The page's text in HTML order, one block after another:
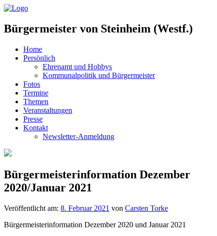
Bürgermeister von Steinheim (Westf.)
Home
Persönlich
Ehrenamt und Hobbys
Kommunalpolitik und Bürgermeister
Fotos
Termine
Themen
Veranstaltungen
Presse
Kontakt
Newsletter-Anmeldung
Bürgermeisterinformation Dezember
2020/Januar 2021
Veröffentlicht am: 8. Februar 2021 von Carsten Torke
Bürgermeisterinformation Dezember 2020 und Januar 2021